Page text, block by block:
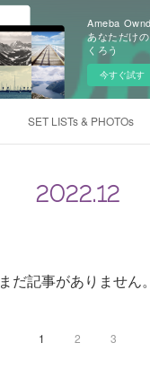
Ameba
あなただけ
くろう
今すぐ試す
SET LISTs & PHOTOs
2022.12
まだ記事がありません。
1 2 3